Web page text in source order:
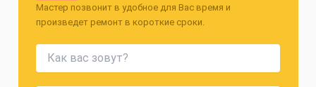
Мастер позвонит в удобное для Вас время и
произведет ремонт в короткие сроки.